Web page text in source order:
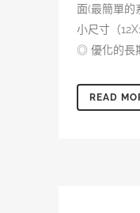
面(最簡單的
小尺寸（
◎ 優化的長
READ